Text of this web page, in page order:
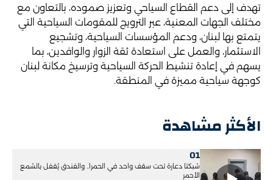
الأكثر مشاهدة
01
شبكتا دعارة تحت سقف واحد في الحمرا.. والفندق يُقفل بالشمع
الأحمر
تهدف إلى دعم القطاع السياحي وتعزيز صموده، بالتعاون مع
مختلف الجهات المعنية، عبر الترويج للمقومات السياحية التي
يتمتع بها لبنان، ودعم المؤسسات السياحية، وتشجيع
الاستثمار، والعمل على استعادة ثقة الزوار والوافدين، بما
يسهم في إعادة تنشيط الحركة السياحية وترسيخ مكانة لبنان
كوجهة سياحية مميزة في المنطقة.